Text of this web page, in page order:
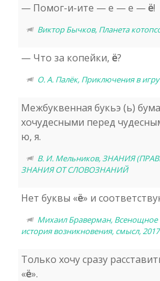
— Помог-и-ите — е — е —ё!
Виктор Бычков, Планета
— Что за копейки, ё?
О. А. Палёк, Приключения в
Межбуквенная букьэ (ь)
хочудесными перед
ю, я.
В. И. Мельников, ЗНАНИЯ
ЗНАНИЯ ОТ СЛОВОЗНАНИЙ
Нет буквы «ё» и
Михаил Браверман, Всенощное
история возникновения, смысл, 2017
Только хочу сразу
«ё».